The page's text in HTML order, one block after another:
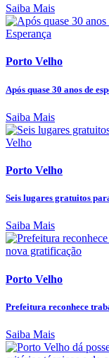
Saiba Mais
Porto Velho
Após quase 30 anos de
Saiba Mais
Porto Velho
Seis lugares gratuitos
Saiba Mais
Porto Velho
Prefeitura reconhece
Saiba Mais